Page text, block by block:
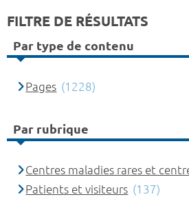
FILTRE DE RÉSULTATS
Par type de contenu
Pages (1228)
Par rubrique
Centres maladies rares et
Patients et visiteurs (137)